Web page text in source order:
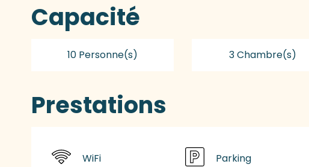
Capacité
10 Personne(s) 3 Chambre(s)
Prestations
WiFi Parking